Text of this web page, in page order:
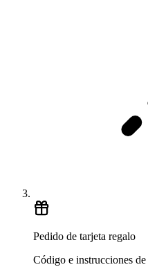
Pedido de tarjeta regalo
Código e instrucciones de